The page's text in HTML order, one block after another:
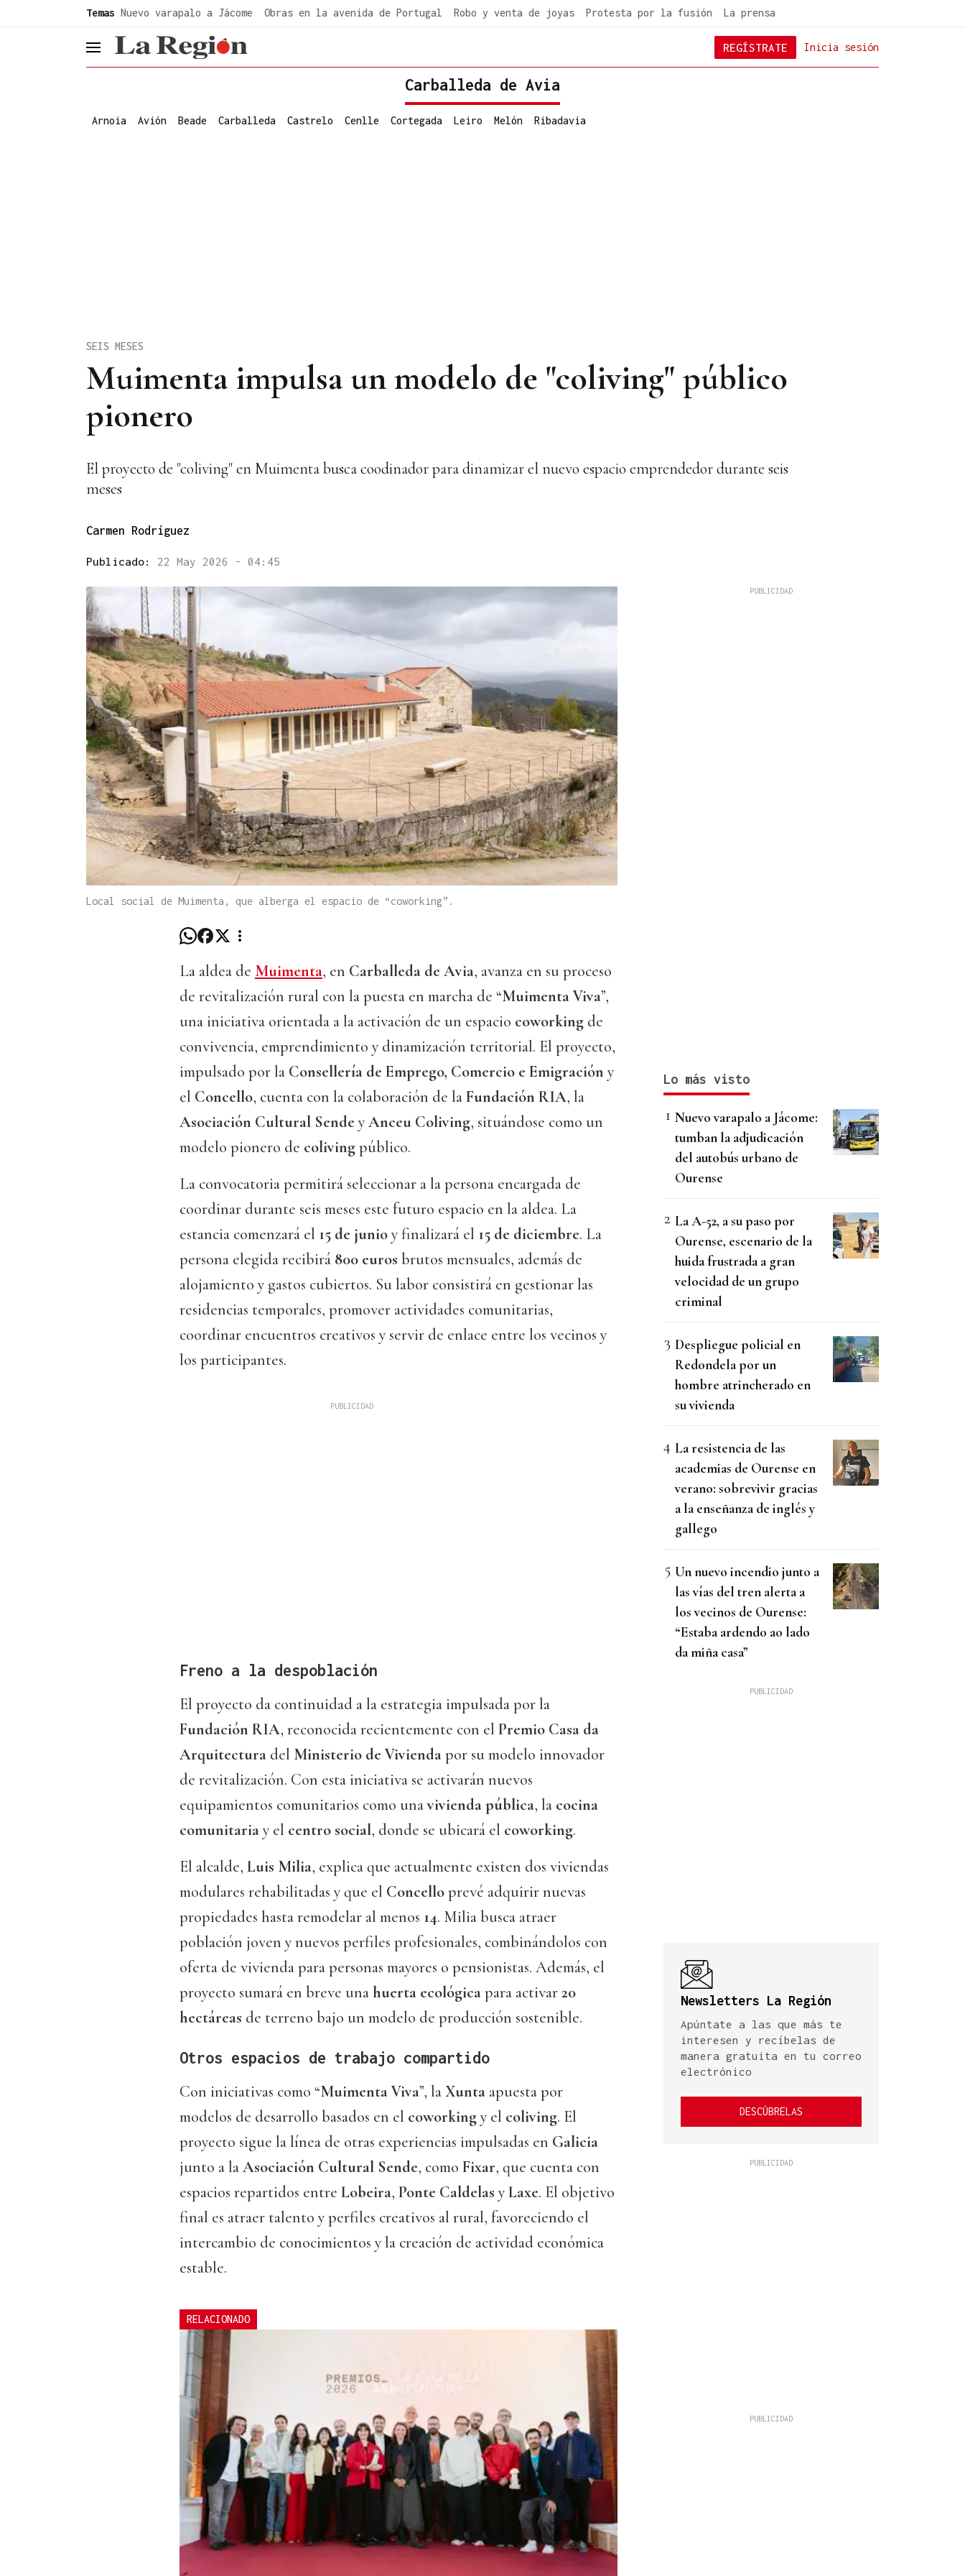
Temas Nuevo varapalo a Jácome Obras en la avenida de Portugal Robo y venta de joyas Protesta por la fusión La prensa
header.menu.open Inicia sesión
REGÍSTRATE
Carballeda de Avia
Arnoia Avión Beade Carballeda Castrelo Cenlle Cortegada Leiro Melón Ribadavia
Muimenta impulsa un modelo de "coliving" público
pionero
SEIS MESES
El proyecto de "coliving" en Muimenta busca coodinador para dinamizar el nuevo espacio emprendedor durante seis
meses
Carmen Rodríguez
Publicado: 22 May 2026 - 04:45
Local social de Muimenta, que alberga el espacio de “coworking”.
La aldea de Muimenta, en Carballeda de Avia, avanza en su proceso
de revitalización rural con la puesta en marcha de “Muimenta Viva”,
una iniciativa orientada a la activación de un espacio coworking de
convivencia, emprendimiento y dinamización territorial. El proyecto,
impulsado por la Consellería de Emprego, Comercio e Emigración y
el Concello, cuenta con la colaboración de laFundación RIA, la
Asociación Cultural Sende yAnceu Coliving, situándose como un
modelo pionero de colivingpúblico.
La convocatoria permitirá seleccionar a la persona encargada de
coordinar durante seis meses este futuro espacio en la aldea. La
estancia comenzará el 15 de junioy finalizará el 15 de diciembre. La
persona elegida recibirá 800 euros brutos mensuales, además de
alojamiento y gastos cubiertos. Su labor consistirá en gestionar las
residencias temporales, promover actividades comunitarias,
coordinar encuentros creativos y servir de enlace entre los vecinos y
los participantes.
Freno a la despoblación
El proyecto da continuidad a la estrategia impulsada por la
Fundación RIA, reconocida recientemente con el Premio Casa da
Arquitectura del Ministerio de Viviendapor su modelo innovador
de revitalización. Con esta iniciativa se activarán nuevos
equipamientos comunitarios como unavivienda pública, la cocina
comunitariay el centro social, donde se ubicará el coworking.
El alcalde, Luis Milia, explica que actualmente existen dos viviendas
modulares rehabilitadas y que el Concelloprevé adquirir nuevas
propiedades hasta remodelar al menos 14. Milia busca atraer
población joven y nuevos perfiles profesionales, combinándolos con
oferta de vivienda para personas mayores o pensionistas. Además, el
proyecto sumará en breve unahuerta ecológicapara activar20
hectáreas de terreno bajo un modelo de producción sostenible.
Otros espacios de trabajo compartido
Con iniciativas como “Muimenta Viva”, laXunta apuesta por
modelos de desarrollo basados en el coworkingy el coliving. El
proyecto sigue la línea de otras experiencias impulsadas en Galicia
junto a laAsociación Cultural Sende, como Fixar, que cuenta con
espacios repartidos entre Lobeira, Ponte Caldelas yLaxe. El objetivo
final es atraer talento y perfiles creativos al rural, favoreciendo el
intercambio de conocimientos y la creación de actividad económica
estable.
RELACIONADO
Lo más visto
Nuevo varapalo a Jácome:
tumban la adjudicación
del autobús urbano de
Ourense
La A-52, a su paso por
Ourense, escenario de la
huida frustrada a gran
velocidad de un grupo
criminal
Despliegue policial en
Redondela por un
hombre atrincherado en
su vivienda
La resistencia de las
academias de Ourense en
verano: sobrevivir gracias
a la enseñanza de inglés y
gallego
Un nuevo incendio junto a
las vías del tren alerta a
los vecinos de Ourense:
“Estaba ardendo ao lado
da miña casa”
Newsletters La Región
Apúntate a las que más te
interesen y recíbelas de
manera gratuita en tu correo
electrónico
DESCÚBRELAS